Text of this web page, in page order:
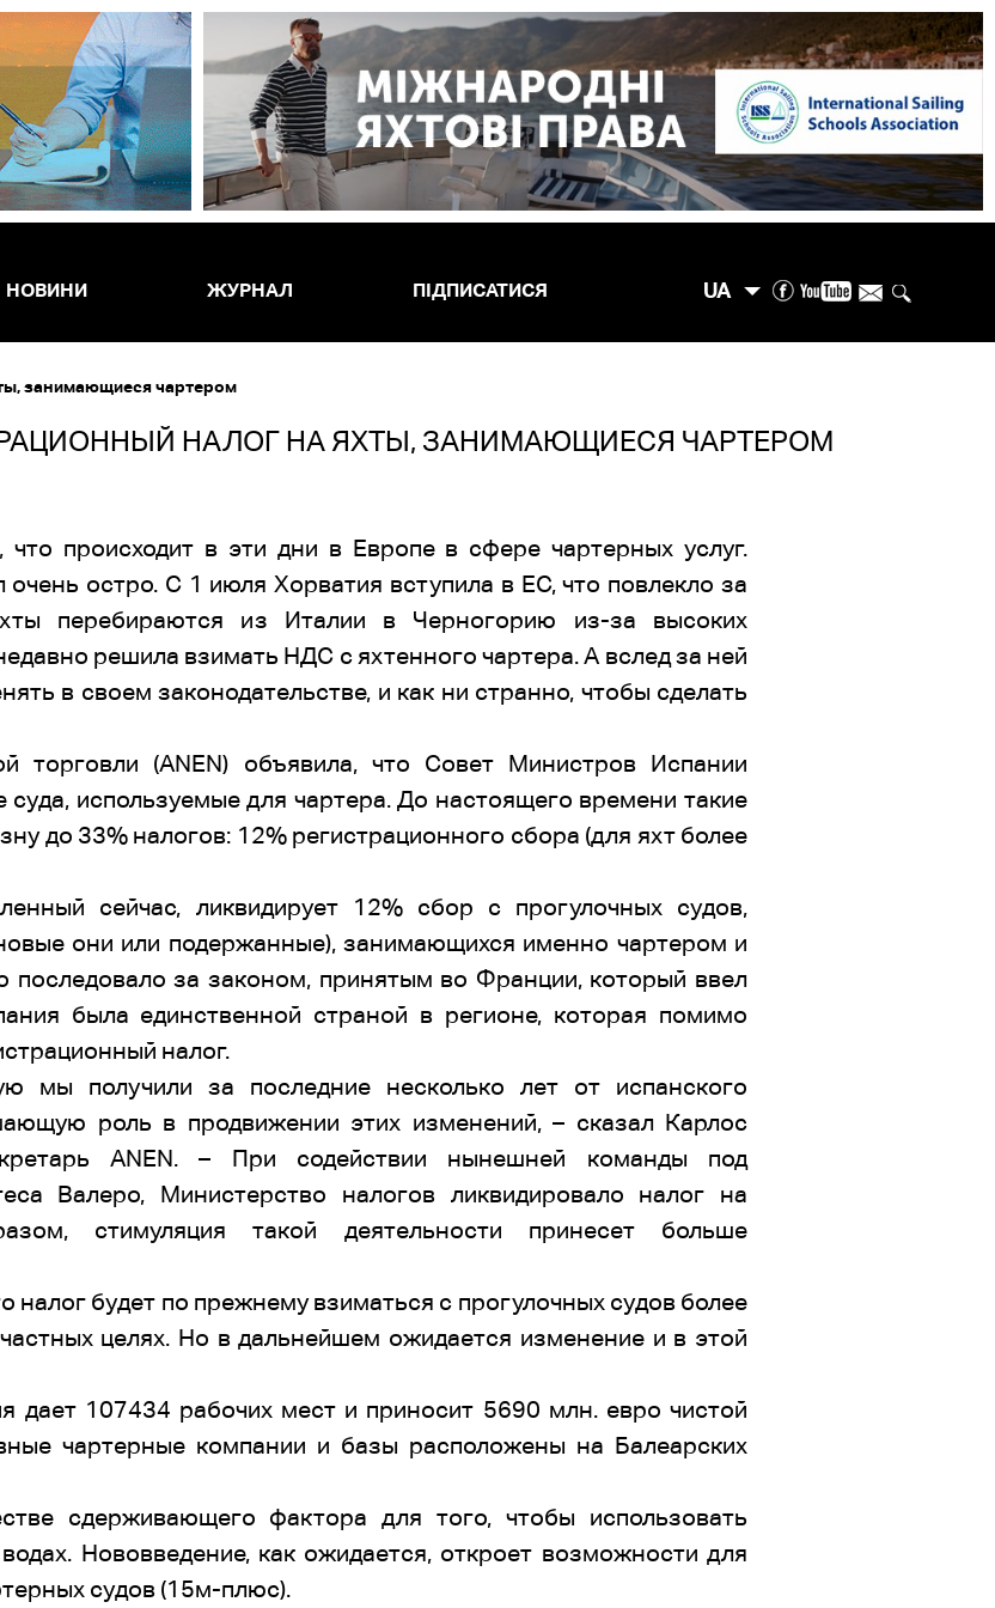
НОВИНИ ЖУРНАЛ ПІДПИСАТИСЯ UA
занимающиеся чартером
НАЛОГ НА ЯХТЫ, ЗАНИМАЮЩИЕСЯ ЧАРТЕРОМ
что происходит в эти дни в Европе в сфере чартерных услуг.
остро. С 1 июля Хорватия вступила в ЕС, что повлекло за
перебираются из Италии в Черногорию из-за высоких
решила взимать НДС с яхтенного чартера. А вслед за ней
в своем законодательстве, и как ни странно, чтобы сделать
торговли (ANEN) объявила, что Совет Министров Испании
суда, используемые для чартера. До настоящего времени такие
до 33% налогов: 12% регистрационного сбора (для яхт более
сейчас, ликвидирует 12% сбор с прогулочных судов,
они или подержанные), занимающихся именно чартером и
за законом, принятым во Франции, который ввел
была единственной страной в регионе, которая помимо
налог.
мы получили за последние несколько лет от испанского
роль в продвижении этих изменений, – сказал Карлос
ANEN. – При содействии нынешней команды под
Валеро, Министерство налогов ликвидировало налог на
стимуляция такой деятельности принесет больше
налог будет по прежнему взиматься с прогулочных судов более
целях. Но в дальнейшем ожидается изменение и в этой
дает 107434 рабочих мест и приносит 5690 млн. евро чистой
чартерные компании и базы расположены на Балеарских
сдерживающего фактора для того, чтобы использовать
Нововведение, как ожидается, откроет возможности для
судов (15м-плюс).